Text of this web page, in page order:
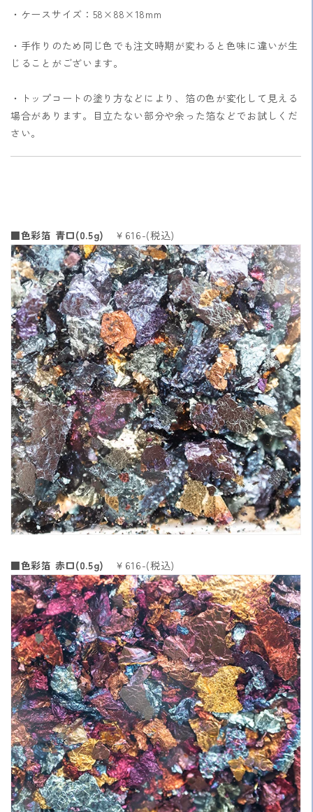
・ケースサイズ：58×88×18mm
・手作りのため同じ色でも注文時期が変わると色味に違いが生
じることがございます。
・トップコートの塗り方などにより、箔の色が変化して見える
場合があります。目立たない部分や余った箔などでお試しくだ
さい。
■色彩箔 青口(0.5g) ￥616-(税込)
■色彩箔 赤口(0.5g) ￥616-(税込)